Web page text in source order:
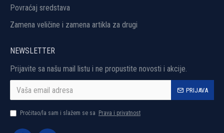
Povraćaj sredstava
Zamena veličine i zamena artikla za drugi
NEWSLETTER
Prijavite sa našu mail listu i ne propustite novosti i akcije.
PRIJAVA
Pročitao/la sam i slažem se sa Prava i privatnost